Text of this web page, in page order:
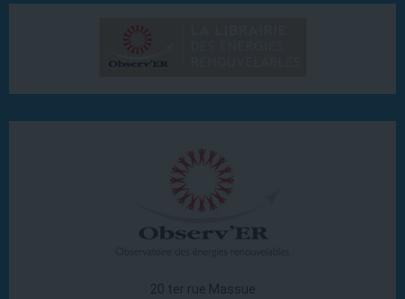
20 ter rue Massue